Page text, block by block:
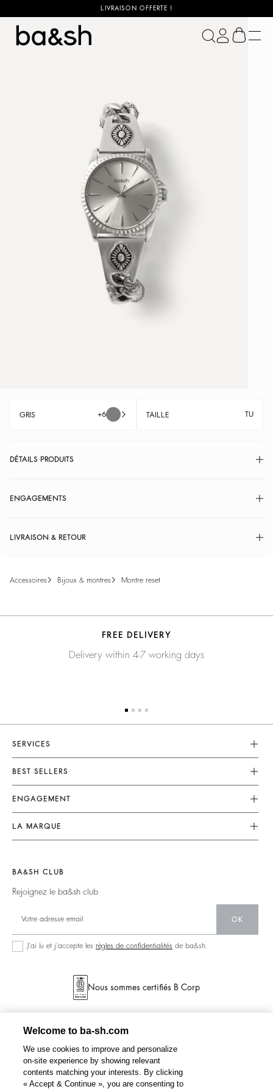
LIVRAISON OFFERTE !
ba&sh
GRIS +6 TAILLE TU
DÉTAILS PRODUITS
ENGAGEMENTS
LIVRAISON & RETOUR
accessoires bijoux & montres montre reset
FREE DELIVERY
Delivery within 4-7 working days
SERVICES
Service Client
FAQ
Retours Et Remboursements
CGV
BEST SELLERS
Robes
Combinaisons
Tops & Chemises
Pulls & Cardigans
Dos Nus
ENGAGEMENT
Nos Engagements
Planète
Partenaires
Circularité
Communauté
Collection Responsable
LA MARQUE
Barbara & Sharon
125 Et Après
Nos Boutiques
BA&SH CLUB
Rejoignez le ba&sh club
OK
J’ai lu et j’accepte les règles de confidentialités de ba&sh.
Nous sommes certifiés B Corp
Welcome to ba-sh.com
We use cookies to improve and personalize
on-site experience by showing relevant
contents matching your interests. By clicking
« Accept & Continue », you are consenting to